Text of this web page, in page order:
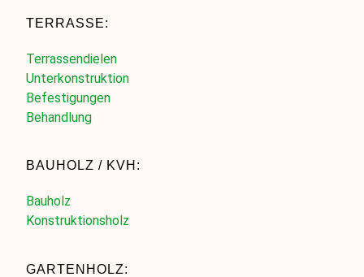
TERRASSE:
Terrassendielen
Unterkonstruktion
Befestigungen
Behandlung
BAUHOLZ / KVH:
Bauholz
Konstruktionsholz
GARTENHOLZ: